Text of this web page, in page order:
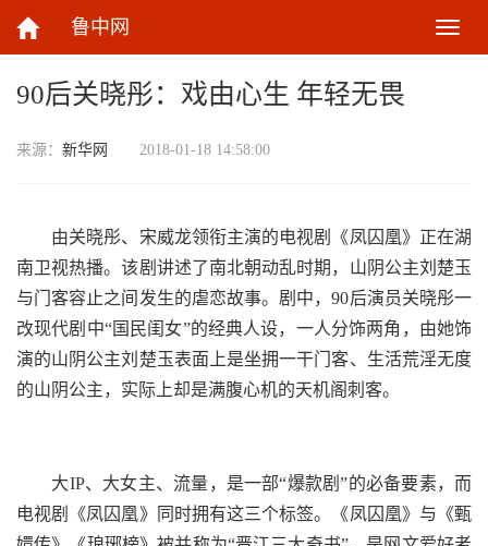
鲁中网
切
换
90后关晓彤：戏由心生 年轻无畏
来源： 新华网 2018-01-18 14:58:00
由关晓彤、宋威龙领衔主演的电视剧《凤囚凰》正在湖
南卫视热播。该剧讲述了南北朝动乱时期，山阴公主刘楚玉
与门客容止之间发生的虐恋故事。剧中，90后演员关晓彤一
改现代剧中“国民闺女”的经典人设，一人分饰两角，由她饰
演的山阴公主刘楚玉表面上是坐拥一干门客、生活荒淫无度
的山阴公主，实际上却是满腹心机的天机阁刺客。
大IP、大女主、流量，是一部“爆款剧”的必备要素，而
电视剧《凤囚凰》同时拥有这三个标签。《凤囚凰》与《甄